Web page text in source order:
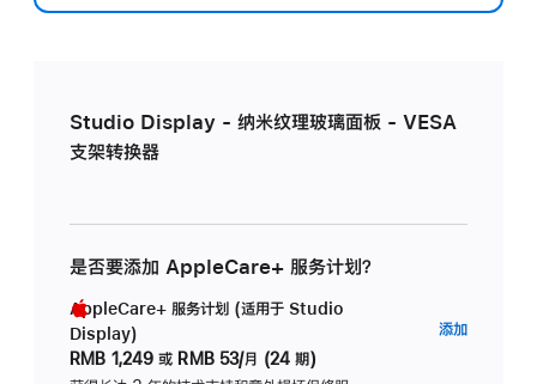
Studio Display - 纳米纹理玻璃面板 - VESA
支架转换器
是否要添加 AppleCare+ 服务计划？
AppleCare+ 服务计划 (适用于 Studio
Display)
RMB 1,249 或 RMB 53/月 (24 期)
添加